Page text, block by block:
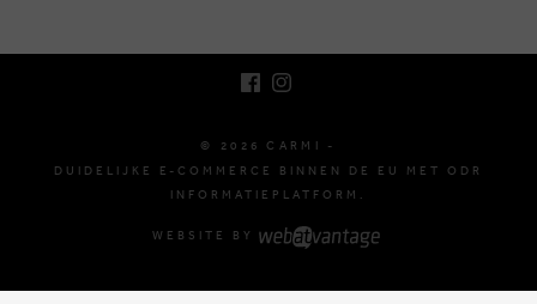
© 2026 CARMI -
DUIDELIJKE E-COMMERCE BINNEN DE EU MET ODR
INFORMATIEPLATFORM.
WEBSITE BY